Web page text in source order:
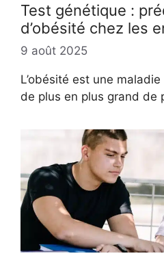
Test génétique :
d’obésité chez les
9 août 2025
L’obésité est une
de plus en plus grand de